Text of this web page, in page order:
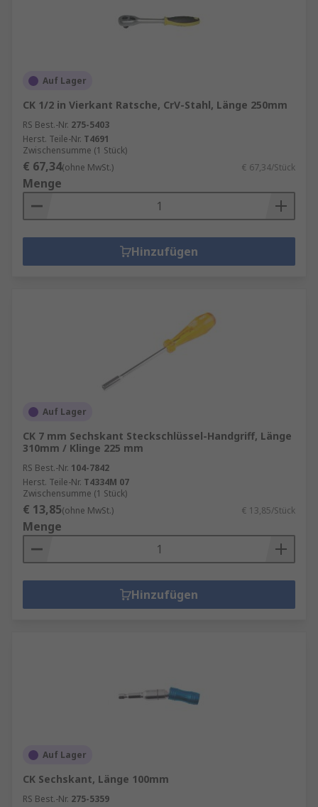
Auf Lager
CK 1/2 in Vierkant Ratsche, CrV-Stahl, Länge 250mm
RS Best.-Nr. 275-5403
Herst. Teile-Nr. T4691
Zwischensumme (1 Stück)
€ 67,34(ohne MwSt.) € 67,34/Stück
Menge
Hinzufügen
Auf Lager
CK 7 mm Sechskant Steckschlüssel-Handgriff, Länge
310mm / Klinge 225 mm
RS Best.-Nr. 104-7842
Herst. Teile-Nr. T4334M 07
Zwischensumme (1 Stück)
€ 13,85(ohne MwSt.) € 13,85/Stück
Menge
Hinzufügen
Auf Lager
CK Sechskant, Länge 100mm
RS Best.-Nr. 275-5359